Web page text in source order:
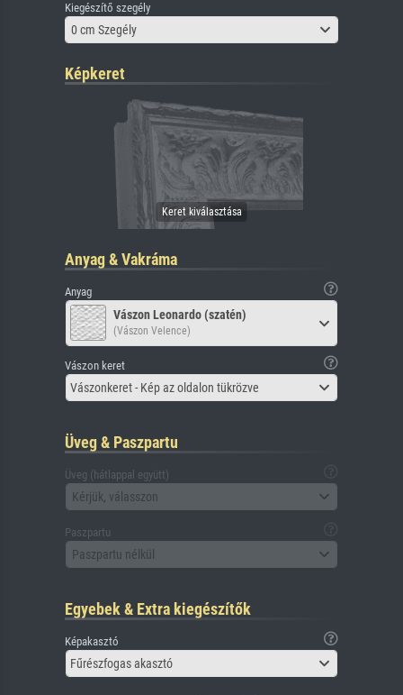
Kiegészítő szegély
0 cm Szegély
Képkeret
Anyag & Vakráma
Anyag
Vászon Leonardo (szatén)
(Vászon Velence)
Vászon keret
Vászonkeret - Kép az oldalon tükrözve
Üveg & Paszpartu
Üveg (hátlappal együtt)
Kérjük, válasszon
Paszpartu
Paszpartu nélkül
Egyebek & Extra kiegészítők
Képakasztó
Fűrészfogas akasztó